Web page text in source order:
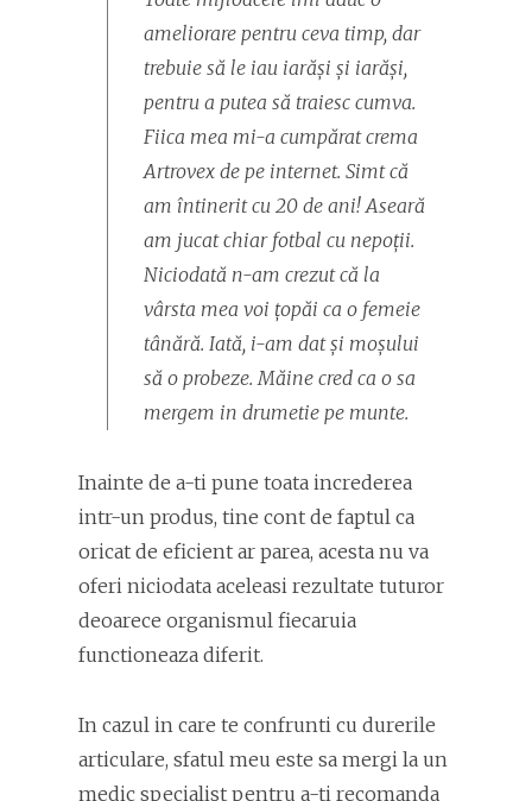
ameliorare pentru ceva timp, dar
trebuie să le iau iarăși și iarăși,
pentru a putea să traiesc cumva.
Fiica mea mi-a cumpărat crema
Artrovex de pe internet. Simt că
am întinerit cu 20 de ani! Aseară
am jucat chiar fotbal cu nepoții.
Niciodată n-am crezut că la
vârsta mea voi țopăi ca o femeie
tânără. Iată, i-am dat și moșului
să o probeze. Măine cred ca o sa
mergem in drumetie pe munte.
Inainte de a-ti pune toata increderea
intr-un produs, tine cont de faptul ca
oricat de eficient ar parea, acesta nu va
oferi niciodata aceleasi rezultate tuturor
deoarece organismul fiecaruia
functioneaza diferit.
In cazul in care te confrunti cu durerile
articulare, sfatul meu este sa mergi la un
medic specialist pentru a-ti recomanda